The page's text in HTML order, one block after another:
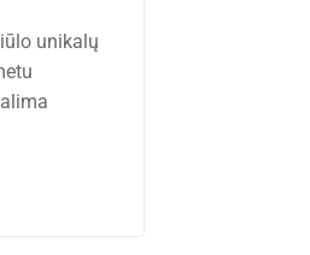
unikalų